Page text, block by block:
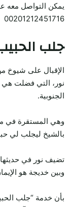
يمكن التواصل معه
00201212451716
جلب
الإقبال على شيوخ
نور، التي فضلت هي
الجنوبية.
وهي المستقرة في
بالشيخ ليجلب لي
تضيف نور في
وبين خديجة هو
بأن خدمة “جلب